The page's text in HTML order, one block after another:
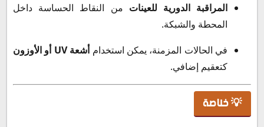
المراقبة الدورية للعينات من النقاط الحساسة داخل
المحطة والشبكة.
في الحالات المزمنة، يمكن استخدامأشعة UV أو الأوزون
كتعقيم إضافي.
💡 خلاصة